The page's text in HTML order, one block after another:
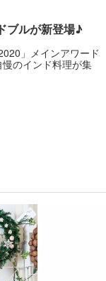
ブルが新登場♪
」メインアワード
のインド料理が集